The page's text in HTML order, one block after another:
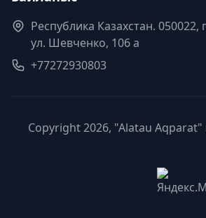
Республика Казахстан. 050022,
ул. Шевченко, 106 а
+77272930803
Copyright 2026, "Alatau Aqparat"